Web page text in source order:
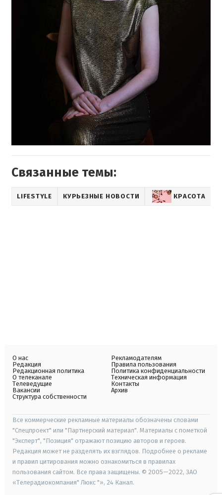
Связанные темы:
LIFESTYLE КУРЬЕЗНЫЕ НОВОСТИ КРАСОТА
О нас
Редакция
Редакционная политика
О телеканале
Телеведущие
Вакансии
Структура собственности
Рекламодателям
Правила пользования
Политика конфиденциальности
Техническая информация
Контакты
Архив
Все коммерческие рекламные материалы обозначены словами
"Спецпроект" или "Партнерский материал". Материалы с пометкой
"Эксперт", "Позиция" отражают позицию авторов и героев.
Редакция может не разделять их взглядов. Подробнее о рекламе
и правил цитирования можно ознакомиться в правилах
пользования сайтом. Все права защищены. © 2005—2022, ЗАО
«Телерадиокомпания" Люкс "», 24 Канал.